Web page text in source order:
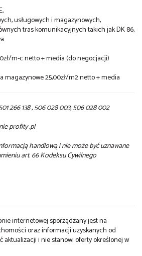
usługowych i magazynowych,
tras komunikacyjnych takich jak DK 86,
m-c netto + media (do negocjacji)
magazynowe 25,00zł/m2 netto + media
266 138, 506 028 003, 506 028 002
profity .pl
handlową i nie może być uznawane
art. 66 Kodeksu Cywilnego
internetowej sporządzany jest na
oraz informacji uzyskanych od
aktualizacji i nie stanowi oferty określonej w